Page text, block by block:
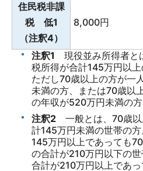
住民税非課
税 低1
（注釈4）
8,000円
注釈1 現役並み所得者と
税所得が合計145万円以上
ただし70歳以上の方が一
未満の方、または70歳以
の年収が520万円未満の方
注釈2 一般とは、70歳
計145万円未満の世帯の
145万円以上であっても
の合計が210万円以下の
合計が210万円以上であ